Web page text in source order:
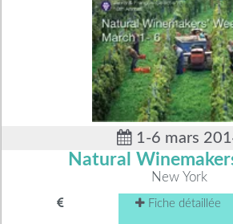
1-6 mars
Natural
New York
Fiche détaillée